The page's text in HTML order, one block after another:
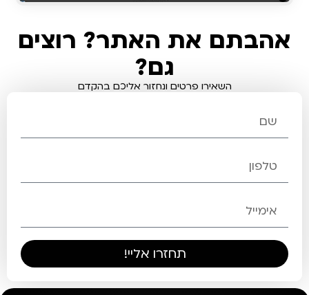
אהבתם את האתר? רוצים
גם?
השאירו פרטים ונחזור אליכם בהקדם
תחזרו אליי!